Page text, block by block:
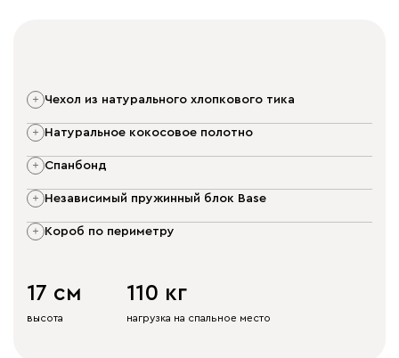
чехол из натурального хлопкового тика
натуральное кокосовое полотно
спанбонд
независимый пружинный блок Base
короб по периметру
17 см
высота
110 кг
нагрузка на спальное место